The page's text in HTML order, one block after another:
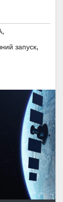
,
запуск,